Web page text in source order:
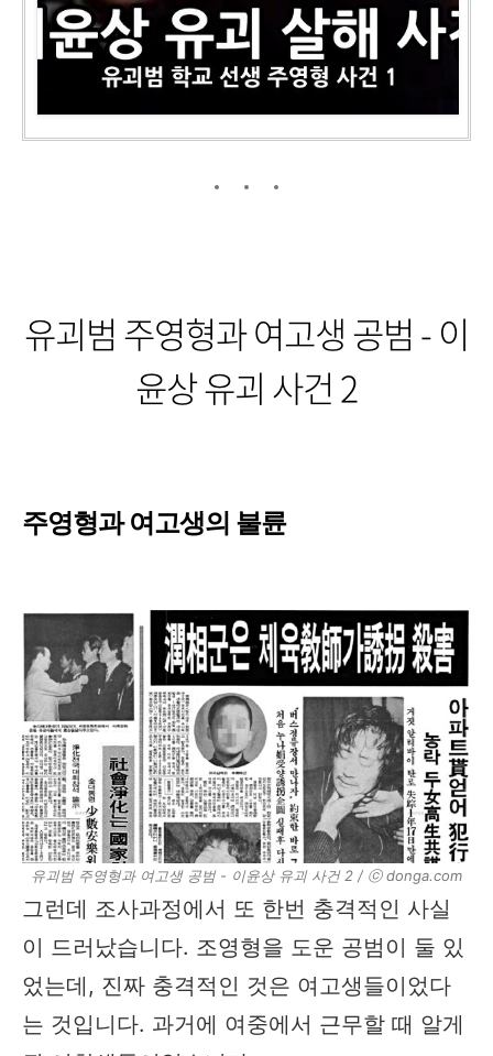
유괴범 주영형과 여고생 공범 - 이
윤상 유괴 사건 2​
주영형과 여고생의 불륜
유괴범 주영형과 여고생 공범 - 이윤상 유괴 사건 2​ / ⓒ donga.com
그런데 조사과정에서 또 한번 충격적인 사실
이 드러났습니다. 조영형을 도운 공범이 둘 있
었는데, 진짜 충격적인 것은 여고생들이었다
는 것입니다. 과거에 여중에서 근무할 때 알게